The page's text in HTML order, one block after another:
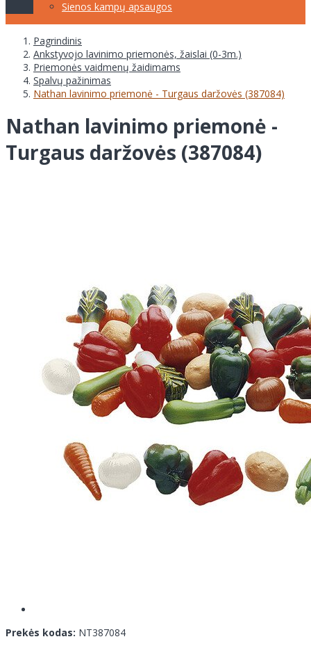
Sienos kampų apsaugos
Pagrindinis
Ankstyvojo lavinimo priemonės, žaislai (0-3m.)
Priemonės vaidmenų žaidimams
Spalvų pažinimas
Nathan lavinimo priemonė - Turgaus daržovės (387084)
Nathan lavinimo priemonė -
Turgaus daržovės (387084)
Prekės kodas: NT387084